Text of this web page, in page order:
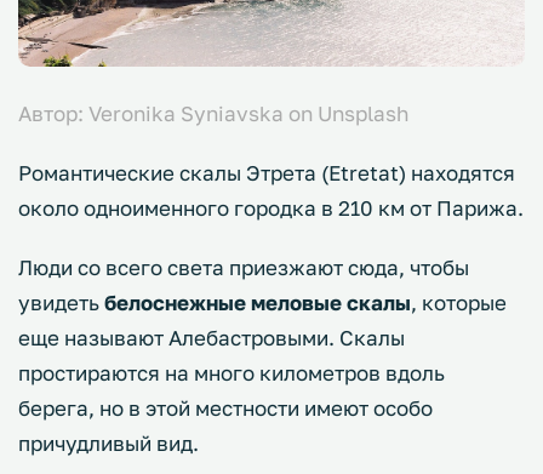
Автор: Veronika Syniavska on Unsplash
Романтические скалы Этрета (Etretat) находятся
около одноименного городка в 210 км от Парижа.
Люди со всего света приезжают сюда, чтобы
увидетьбелоснежные меловые скалы, которые
еще называют Алебастровыми. Скалы
простираются на много километров вдоль
берега, но в этой местности имеют особо
причудливый вид.